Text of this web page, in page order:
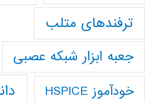
ترفندهای متلب
جعبه ابزار شبکه عصبی
خودآموز HSPICE